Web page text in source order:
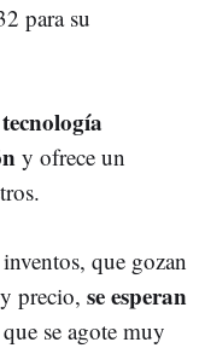
para su
y ofrece un
que gozan
precio, se esperan
se agote muy